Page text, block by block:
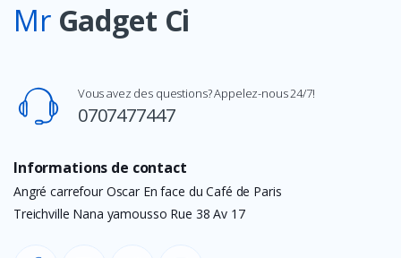
Mr Gadget Ci
Vous avez des questions? Appelez-nous 24/7!
0707477447
Informations de contact
Angré carrefour Oscar En face du Café de Paris
Treichville Nana yamousso Rue 38 Av 17